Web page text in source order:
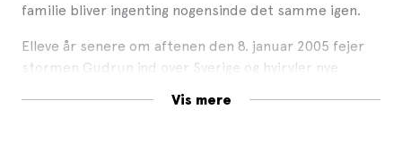
familie bliver ingenting nogensinde det samme igen.
Elleve år senere om aftenen den 8. januar 2005 fejer
stormen Gudrun ind over Sverige og hvirvler nye
hævdet? Er drabsmanden fortsat på fri fod?
Vis mere